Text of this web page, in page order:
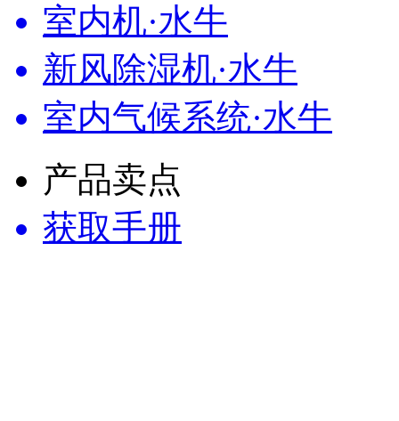
室内机·水牛
新风除湿机·水牛
室内气候系统·水牛
产品卖点
获取手册